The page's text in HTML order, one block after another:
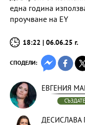
една година
проучване на EY
18:22 | 06.06.25 г.
СПОДЕЛИ:
ЕВГЕНИЯ
ДЕСИСЛАВА